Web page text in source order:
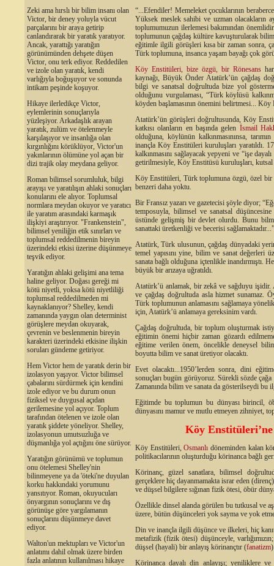
Zeki ama hırslı bir bilim insanı olan
Victor, bir deney yoluyla vücut
parçalarını bir araya getirip
canlandırarak bir yaratık yaratıyor.
Ancak, yarattığı yaratığın
görünümünden dehşete düşen
Victor, onu terk ediyor. Reddedilen
ve izole olan yaratık, kendi
varlığıyla boğuşuyor ve sonunda
intikam peşinde koşuyor.
Hikaye ilerledikçe Victor,
eylemlerinin sonuçlarıyla
yüzleşiyor. Arkadaşlık arayan
yaratık, zulüm ve ötelenmeyle
karşılaşıyor ve insanlığa olan
kırgınlığını körüklüyor, Victor'un
yakınlarının ölümüne yol açan bir
dizi trajik olay meydana geliyor.
Roman bilimsel sorumluluk, bilgi
arayışı ve yaratılışın ahlaki sonuçları
konularını ele alıyor. Toplumsal
normlara meydan okuyor ve yaratıcı
ile yaratım arasındaki karmaşık
ilişkiyi araştırıyor. "Frankenstein",
bilimsel yeniliğin etik sınırları ve
toplumsal reddedilmenin bireyin
üzerindeki etkisi üzerine düşünmeye
teşvik ediyor.
Yaratığın ahlaki gelişimi ana tema
haline geliyor. Doğası gereği mi
kötü niyetli, yoksa kötü niyetliliği
toplumsal reddedilmeden mi
kaynaklanıyor? Shelley, kendi
zamanında yaygın olan determinist
görüşlere meydan okuyarak,
çevrenin ve beslenmenin bireyin
karakteri üzerindeki etkisine ilişkin
soruları gündeme getiriyor.
Hem Victor hem de yaratık derin bir
izolasyon yaşıyor. Victor bilimsel
çabalarını sürdürmek için kendini
izole ediyor ve bu durum onun
fiziksel ve duygusal açıdan
gerilemesine yol açıyor. Toplum
tarafından ötelenen ve izole olan
yaratık şiddete yöneliyor. Shelley,
izolasyonun umutsuzluğa ve
düşmanlığa yol açtığını öne sürüyor.
Yaratığın görünümü ve toplumun
onu ötelemesi Shelley'nin
bilinmeyene ya da 'öteki'ne duyulan
korku hakkındaki yorumunu
yansıtıyor. Roman, okuyucuları
önyargının sonuçlarını ve dış
görünüşe göre yargılamanın
sonuçlarını düşünmeye davet
ediyor.
Walton'un mektupları ve Victor'un
anlatımı dahil olmak üzere birden
fazla anlatının kullanılması hikaye
“...Efendiler! Memeleket çocuklarının
Yüksek meslek sahibi ve uzman olacakların
toplumumuzun ilerlemesi bakımından
toplumunun çağdaş kültüre kavuşturularak
eğitimle ilgili görüşleri kısa bir zaman sonra,
Türk toplumuna, insanca yaşam bayağı çok
Köy Enstitüleri , bize özgü, bir Rönesans
kaynağı, Büyük Önder Atatürk’ün çağdaş
bilgi ve sanatsal doğrultuda bize yol
olduğunu vurgulaması, “Türk köylüsü
köyden başlamasının önemini belirtmesi... Köy
Atatürk’ün görüşleri doğrultusunda, Köy
katkısı olanların en başında gelen İsmail
olduğuna, köylünün kalkınmasınınsa,
inançla Köy Enstitüleri kuruluşları yaratıldı.
kalkınmasını sağlayacak yepyeni ve “işe
getirilmesiyle, Köy Enstitüsü kuruluşları,
Köy Enstitüleri, Türk toplumuna özgü, özel
benzeri daha yoktu.
Bir Fransız yazarı ve gazetecisi şöyle diyor;
temposuyla, bilimsel ve sanatsal
üstünde gelişmiş bir devlet olurdu. Bunu
sanattaki üretkenliği ve becerisi sağlamaktadır...”
Atatürk, Türk ulusunun, çağdaş dünyadaki
temel yapısını yine, bilim ve sanat değerleri
sanata bağlı olduğuna içtenlikle inandırmıştı.
büyük bir arızaya uğratıldı.
Atatürk’ü anlamak, bir zekâ ve sağduyu işidir.
ve çağdaş doğrultuda asla hizmet sunamaz.
Türk toplumunun anlamasını sağlamaya
için, Atatürk’ü anlamaya gereksinim vardı.
Çağdaş doğrultuda, bir toplum oluşturmak
eğitimin önemi hiçbir zaman gözardı
eğitime verilen önem, öncelikle deneysel
boyutta bilim ve sanat üretiyor olacaktı.
Evet olacaktı...1950’lerden sonra, dini
sonuçları bugün görüyoruz. Sürekli sözde
Zamanında bilim ve sanata da gösterilseydi bu
Eğitimde bu toplumun bu dünyası birincil,
dünyasını mamur ve mutlu etmeyen zihniyet,
Köy
Köy Enstitüleri,Osmanlı döneminden kalan
politikacılarının oluşturduğu körinanca bağlı
Körinanç, güzel sanatlara, bilimsel
gerçeklere hiç dayanmamakta israr eden
ve düşsel bilgilere sığınan fizik ötesi, öbür
Özellikle dinsel alanda görülen bu tutkusal ve
üzere, bütün düşünceleri yok sayma ve yok
Din ve inançla ilgili düşünce ve ilkeleri, hiç
metafizik (fizik ötesi) düşünceyle,
düşsel (hayali) bir anlayış körinançtır (fanatizm
Körinanca dayalı din anlayışı; yeniliklere